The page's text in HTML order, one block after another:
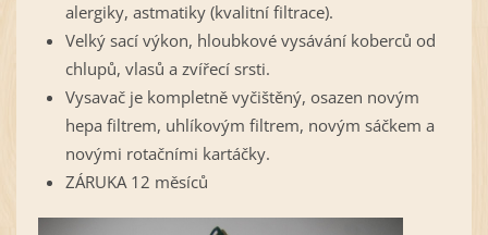
alergiky, astmatiky (kvalitní filtrace).
Velký sací výkon, hloubkové vysávání koberců od
chlupů, vlasů a zvířecí srsti.
Vysavač je kompletně vyčištěný, osazen novým
hepa filtrem, uhlíkovým filtrem, novým sáčkem a
novými rotačními kartáčky.
ZÁRUKA 12 měsíců